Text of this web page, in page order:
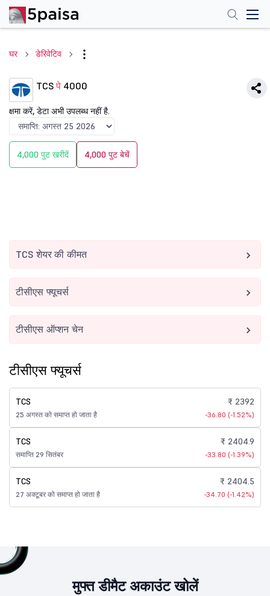
घर डेरिवेटिव
TCSपे 4000
क्षमा करें, डेटा अभी उपलब्ध नहीं है.
4,000 पुट खरीदें 4,000 पुट बेचें
TCS शेयर की कीमत
टीसीएस फ्यूचर्स
टीसीएस ऑप्शन चेन
टीसीएस फ्यूचर्स
TCS
25 अगस्त को समाप्त हो जाता है
₹ 2392
-36.80 (-1.52%)
TCS
समाप्ति 29 सितंबर
₹ 2404.9
-33.80 (-1.39%)
TCS
27 अक्टूबर को समाप्त हो जाता है
₹ 2404.5
-34.70 (-1.42%)
मुफ्त डीमैट अकाउंट खोलें